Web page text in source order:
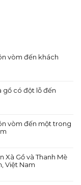
vòm đến khách
gồ có đột lỗ đến
vòm đến một trong
Xà Gồ và Thanh Mè
Việt Nam